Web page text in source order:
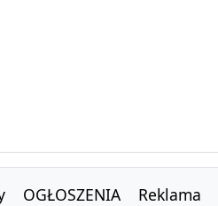
OGŁOSZENIA Reklama